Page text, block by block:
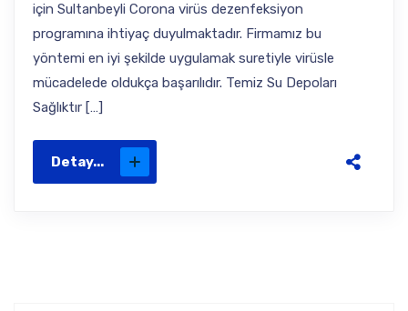
için Sultanbeyli Corona virüs dezenfeksiyon
programına ihtiyaç duyulmaktadır. Firmamız bu
yöntemi en iyi şekilde uygulamak suretiyle virüsle
mücadelede oldukça başarılıdır. Temiz Su Depoları
Sağlıktır […]
Detay...